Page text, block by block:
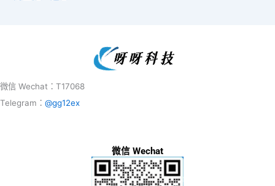
微信 Wechat：T17068
Telegram： @gg12ex
微信 Wechat